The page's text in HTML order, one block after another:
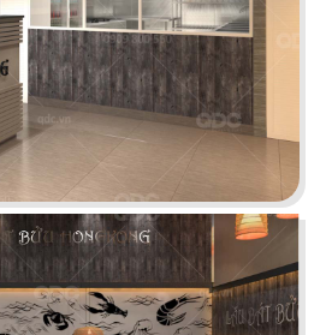
WATERBUS
tôi hoàn thiện gấp rút trong 35
một không gian thưởng thức
- trà sữa ấn tượng
Chi tiết